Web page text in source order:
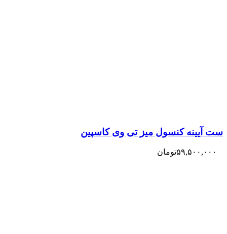
ست آیینه کنسول میز تی وی کاسپین
۵۹,۵۰۰,۰۰۰تومان